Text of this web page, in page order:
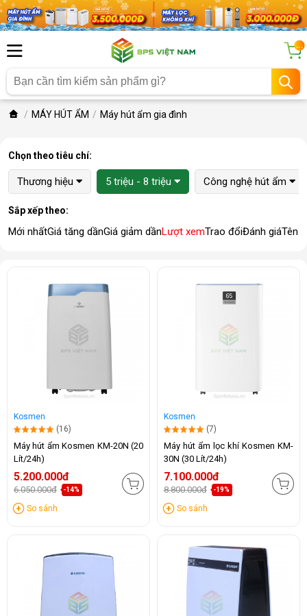
...
MÁY HÚT ẨM Máy hút ẩm gia đình
Chọn theo tiêu chí:
Thương hiệu 5 triệu - 8 triệu Công nghệ hút ẩm
Sắp xếp theo:
Mới nhấtGiá tăng dầnGiá giảm dầnLượt xemTrao đổiĐánh giáTên
Kosmen
(16)
Máy hút ẩm Kosmen KM-20N (20
Lít/24h)
5.200.000đ
6.050.000đ -14%
So sánh
Kosmen
(7)
Máy hút ẩm lọc khí Kosmen KM-
30N (30 Lít/24h)
7.100.000đ
8.800.000đ -19%
So sánh